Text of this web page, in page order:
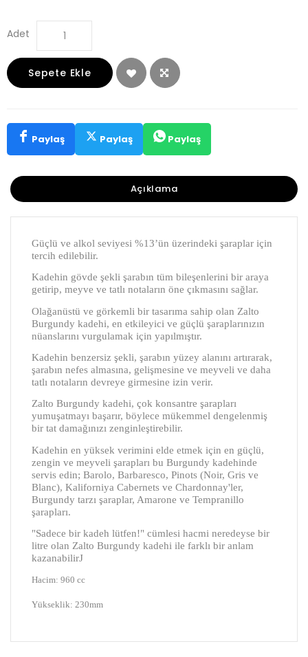
Adet
Sepete Ekle
Paylaş Paylaş Paylaş
Açıklama
Güçlü ve alkol seviyesi %13’ün üzerindeki şaraplar için
tercih edilebilir.
Kadehin gövde şekli şarabın tüm bileşenlerini bir araya
getirip, meyve ve tatlı notaların öne çıkmasını sağlar.
Olağanüstü ve görkemli bir tasarıma sahip olan Zalto
Burgundy kadehi, en etkileyici ve güçlü şaraplarınızın
nüanslarını vurgulamak için yapılmıştır.
Kadehin benzersiz şekli, şarabın yüzey alanını artırarak,
şarabın nefes almasına, gelişmesine ve meyveli ve daha
tatlı notaların devreye girmesine izin verir.
Zalto Burgundy kadehi, çok konsantre şarapları
yumuşatmayı başarır, böylece mükemmel dengelenmiş
bir tat damağınızı zenginleştirebilir.
Kadehin en yüksek verimini elde etmek için en güçlü,
zengin ve meyveli şarapları bu Burgundy kadehinde
servis edin; Barolo, Barbaresco, Pinots (Noir, Gris ve
Blanc), Kaliforniya Cabernets ve Chardonnay'ler,
Burgundy tarzı şaraplar, Amarone ve Tempranillo
şarapları.
"Sadece bir kadeh lütfen!" cümlesi hacmi neredeyse bir
litre olan Zalto Burgundy kadehi ile farklı bir anlam
kazanabilirJ
Hacim: 960 cc
Yükseklik: 230mm